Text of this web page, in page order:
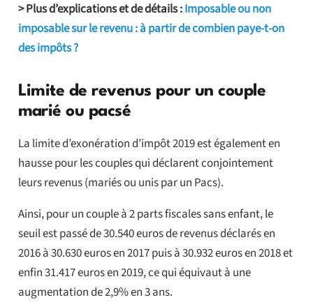
> Plus d’explications et de détails :Imposable ou non
imposable sur le revenu : à partir de combien paye-t-on
des impôts ?
Limite de revenus pour un couple
marié ou pacsé
La limite d’exonération d’impôt 2019 est également en
hausse pour les couples qui déclarent conjointement
leurs revenus (mariés ou unis par un Pacs).
Ainsi, pour un couple à 2 parts fiscales sans enfant, le
seuil est passé de 30.540 euros de revenus déclarés en
2016 à 30.630 euros en 2017 puis à 30.932 euros en 2018 et
enfin 31.417 euros en 2019, ce qui équivaut à une
augmentation de 2,9% en 3 ans.